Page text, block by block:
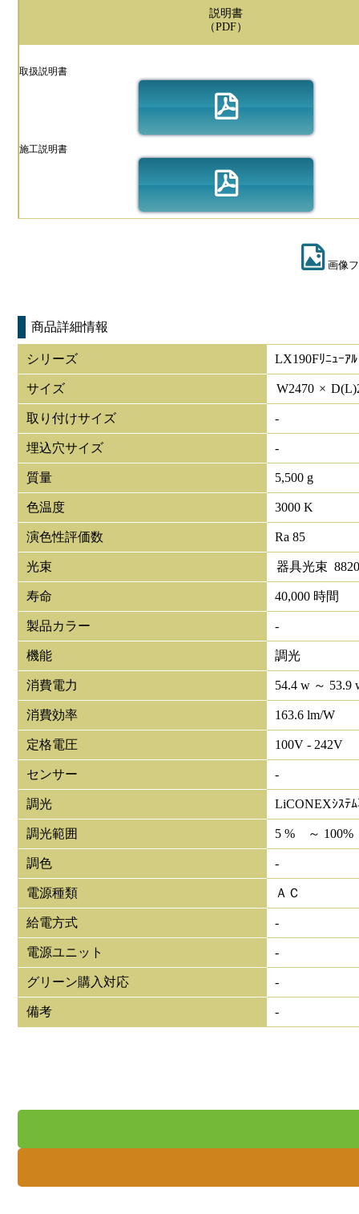
説明書
（PDF）
取扱説明書
施工説明書
画像
商品詳細情報
シリーズ LX190Fﾘﾆｭｰｱﾙ
サイズ W2470 × D(L)
取り付けサイズ -
埋込穴サイズ -
質量 5,500 g
色温度 3000 K
演色性評価数 Ra 85
光束 器具光束
寿命 40,000 時間
製品カラー -
機能 調光
消費電力 54.4 w ～ 53.9
消費効率 163.6 lm/W
定格電圧 100V - 242V
センサー -
調光 LiCONEXｼｽﾃ
調光範囲 5 % ～ 100%
調色 -
電源種類 ＡＣ
給電方式 -
電源ユニット -
グリーン購入対応 -
備考 -